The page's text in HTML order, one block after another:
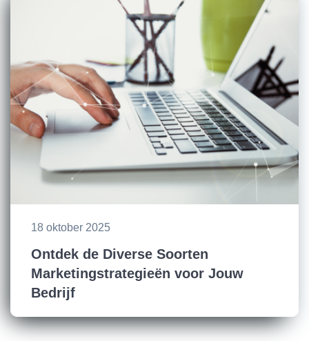
18 oktober 2025
Ontdek de Diverse Soorten
Marketingstrategieën voor Jouw
Bedrijf